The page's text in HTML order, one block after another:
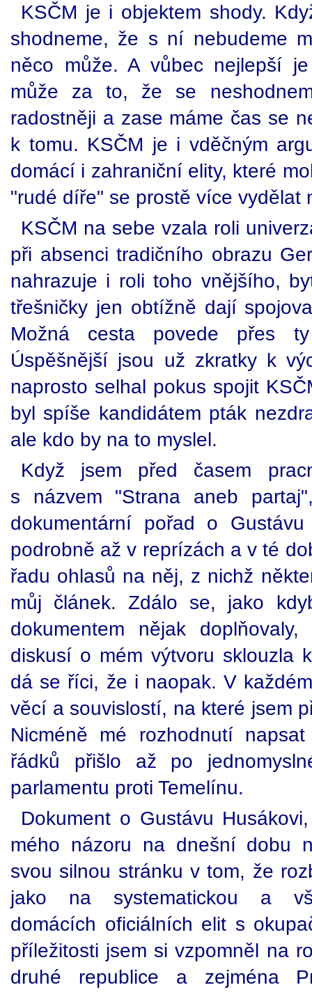
KSČM je i objektem shody.
shodneme, že s ní nebudeme
něco může. A vůbec nejlepší
může za to, že se
radostněji a zase máme čas se
k tomu. KSČM je i vděčným
domácí i zahraniční elity, které
"rudé díře" se prostě více vydělat
KSČM na sebe vzala roli
při absenci tradičního obrazu
nahrazuje i roli toho vnějšího,
třešničky jen obtížně dají
Možná cesta povede přes
Úspěšnější jsou už zkratky k
naprosto selhal pokus spojit
byl spíše kandidátem pták
ale kdo by na to myslel.
Když jsem před časem
s názvem "Strana aneb
dokumentární pořad o
podrobně až v reprízách a v té
řadu ohlasů na něj, z nichž
můj článek. Zdálo se, jako
dokumentem nějak
diskusí o mém výtvoru sklouzla
dá se říci, že i naopak. V
věcí a souvislostí, na které jsem
Nicméně mé rozhodnutí
řádků přišlo až po
parlamentu proti Temelínu.
Dokument o Gustávu
mého názoru na dnešní dobu
svou silnou stránku v tom, že
jako na systematickou a
domácích oficiálních elit s
příležitosti jsem si vzpomněl na
druhé republice a zejména